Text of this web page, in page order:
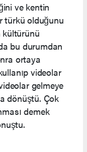
ve kentin
türkü olduğunu
kültürünü
bu durumdan
ortaya
videolar
gelmeye
dönüştü. Çok
demek